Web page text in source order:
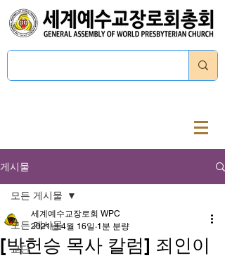
게시물
모든 게시물
교단
모든 게시물
[박헌승 목사 칼럼] 죄인이
세계예수교장로회 WPC
2021년 4월 16일 1분 분량